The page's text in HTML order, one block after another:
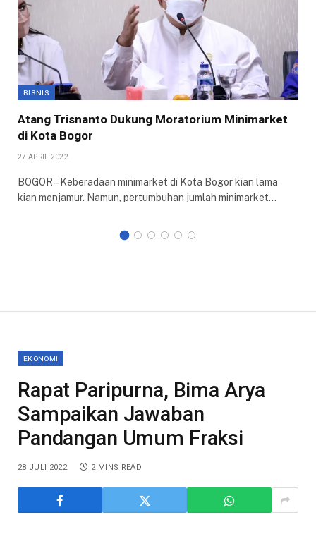
BISNIS
Atang Trisnanto Dukung Moratorium Minimarket
di Kota Bogor
27 APRIL 2022
BOGOR – Keberadaan minimarket di Kota Bogor kian lama
kian menjamur. Namun, pertumbuhan jumlah minimarket…
EKONOMI
Rapat Paripurna, Bima Arya
Sampaikan Jawaban
Pandangan Umum Fraksi
28 JULI 2022 2 MINS READ